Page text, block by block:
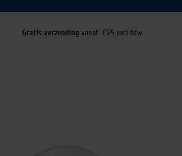
Gratis verzending vanaf €125 excl btw